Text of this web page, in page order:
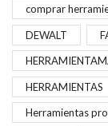
comprar
DEWALT
HERRAMIENTAS
Herramientas